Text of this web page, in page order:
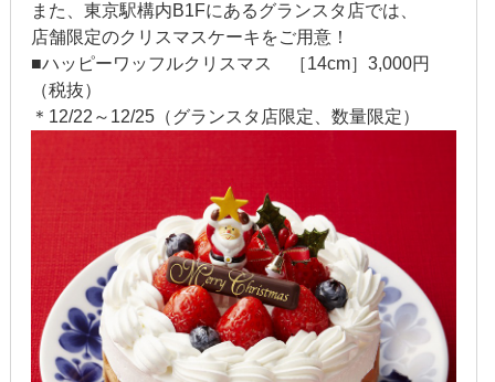
2015年10月
2015年9月
2015年8月
2015年6月
2015年5月
2015年4月
2015年3月
また、東京駅構内B1Fにあるグランスタ店では、
店舗限定のクリスマスケーキをご用意！
■ハッピーワッフルクリスマス ［14cm］3,000円
（税抜）
＊12/22～12/25（グランスタ店限定、数量限定）